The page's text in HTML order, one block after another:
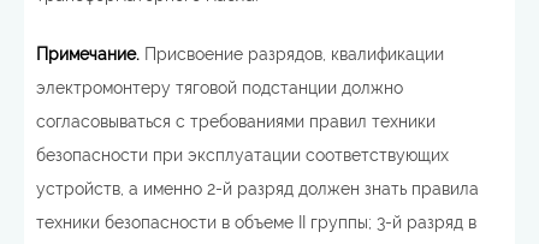
Примечание. Присвоение разрядов, квалификации
электромонтеру тяговой подстанции должно
согласовываться с требованиями правил техники
безопасности при эксплуатации соответствующих
устройств, а именно 2-й разряд должен знать правила
техники безопасности в объеме II группы; 3-й разряд в